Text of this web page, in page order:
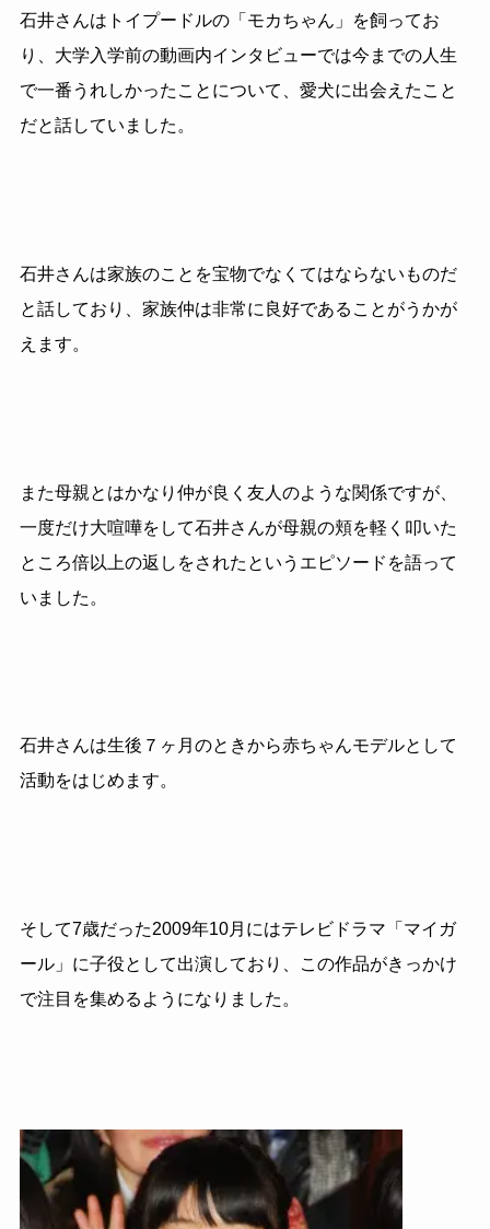
石井さんはトイプードルの「モカちゃん」を飼ってお
り、大学入学前の動画内インタビューでは今までの人生
で一番うれしかったことについて、愛犬に出会えたこと
だと話していました。
石井さんは家族のことを宝物でなくてはならないものだ
と話しており、家族仲は非常に良好であることがうかが
えます。
また母親とはかなり仲が良く友人のような関係ですが、
一度だけ大喧嘩をして石井さんが母親の頬を軽く叩いた
ところ倍以上の返しをされたというエピソードを語って
いました。
石井さんは生後７ヶ月のときから赤ちゃんモデルとして
活動をはじめます。
そして7歳だった2009年10月にはテレビドラマ「マイガ
ール」に子役として出演しており、この作品がきっかけ
で注目を集めるようになりました。